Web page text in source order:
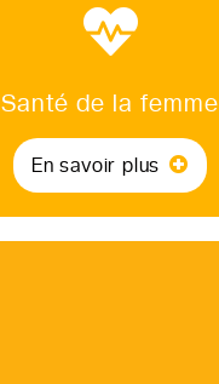
Santé de la femme
En savoir plus